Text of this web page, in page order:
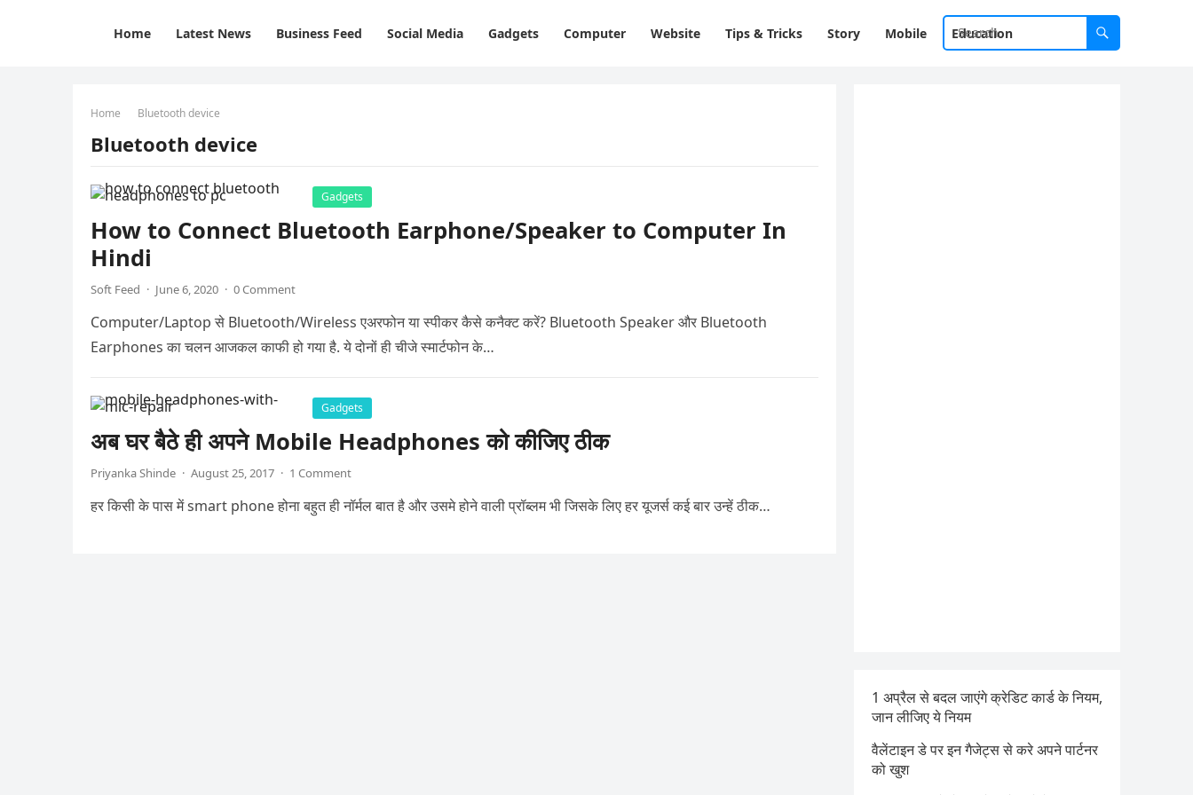
Home Latest News Business Feed Social Media Gadgets Computer Website Tips & Tricks Story Mobile Education
Home Bluetooth device
Bluetooth device
Gadgets
How to Connect Bluetooth Earphone/Speaker to Computer In
Hindi
Soft Feed · June 6, 2020 · 0 Comment
Computer/Laptop से Bluetooth/Wireless एअरफोन या स्पीकर कैसे कनैक्ट करें? Bluetooth Speaker और Bluetooth
Earphones का चलन आजकल काफी हो गया है. ये दोनों ही चीजे स्मार्टफोन के…
Gadgets
अब घर बैठे ही अपने Mobile Headphones को कीजिए ठीक
Priyanka Shinde · August 25, 2017 · 1 Comment
हर किसी के पास में smart phone होना बहुत ही नॉर्मल बात है और उसमे होने वाली प्रॉब्लम भी जिसके लिए हर यूजर्स कई बार उन्हें ठीक…
1 अप्रैल से बदल जाएंगे क्रेडिट कार्ड के नियम,
जान लीजिए ये नियम
वैलेंटाइन डे पर इन गैजेट्स से करे अपने पार्टनर
को खुश